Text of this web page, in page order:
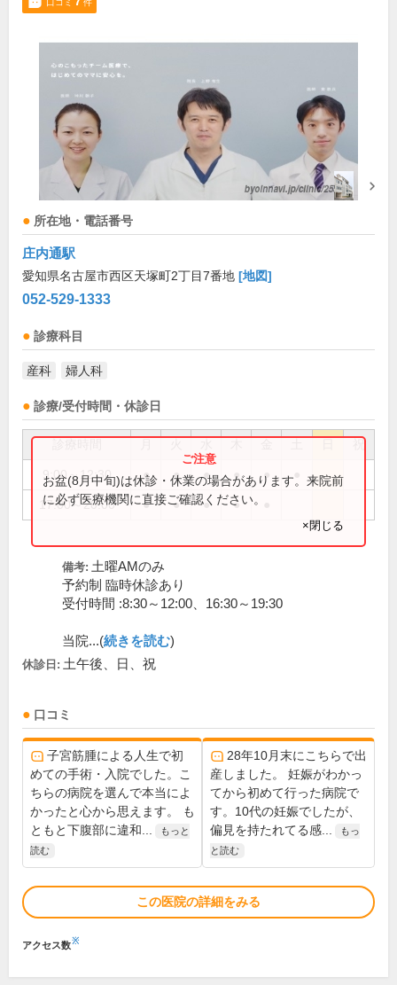
口コミ 件
所在地・電話番号
庄内通駅
愛知県名古屋市西区天塚町2丁目7番地 [地図]
052-529-1333
診療科目
産科 婦人科
診療/受付時間・休診日
祝
9:00～12:30 ● ● ● ● ●
17:00～20:00 ● ● ● ●
お盆(8月中旬)は休診・休業の場合があります。来院前
に必ず医療機関に直接ご確認ください。
×閉じる
備考: 土曜AMのみ
予約制 臨時休診あり
受付時間 :8:30～12:00、16:30～19:30
当院...(続きを読む)
休診日: 土午後、日、祝
口コミ
子宮筋腫による人生で初
めての手術・入院でした。こ
ちらの病院を選んで本当によ
かったと心から思えます。 も
ともと下腹部に違和...
もっと
読む
28年10月末にこちらで出
産しました。 妊娠がわかっ
てから初めて行った病院で
す。10代の妊娠でしたが、
偏見を持たれてる感...
もっ
と読む
この医院の詳細をみる
アクセス数※